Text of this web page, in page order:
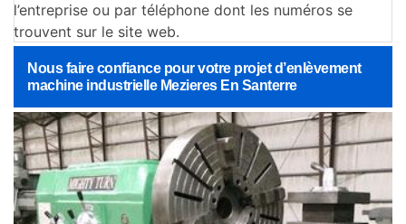
l’entreprise ou par téléphone dont les numéros se
trouvent sur le site web.
Nous faire confiance pour votre projet d’enlèvement
machine industrielle Mezieres En Santerre